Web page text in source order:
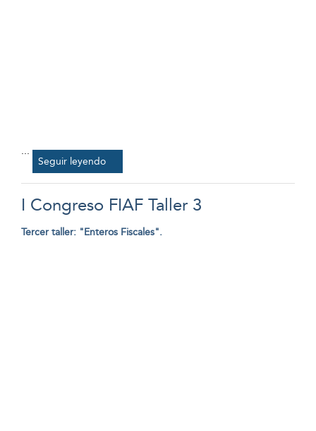
...
Seguir leyendo
I Congreso FIAF Taller 3
Tercer taller: "Enteros Fiscales".